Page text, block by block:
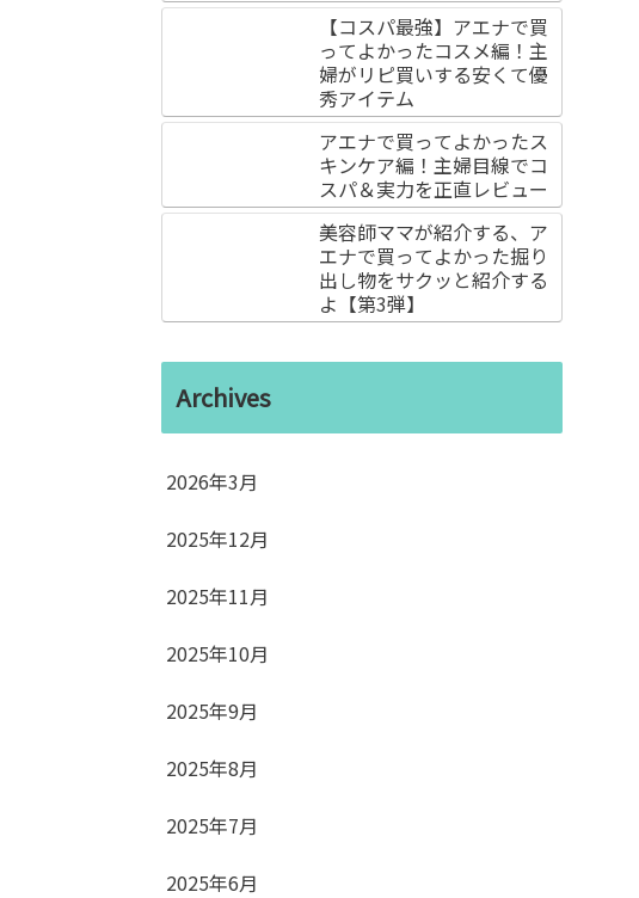
【コスパ最強】アエナで買
ってよかったコスメ編！主
婦がリピ買いする安くて優
秀アイテム
アエナで買ってよかったス
キンケア編！主婦目線でコ
スパ＆実力を正直レビュー
美容師ママが紹介する、ア
エナで買ってよかった掘り
出し物をサクッと紹介する
よ【第3弾】
Archives
2026年3月
2025年12月
2025年11月
2025年10月
2025年9月
2025年8月
2025年7月
2025年6月